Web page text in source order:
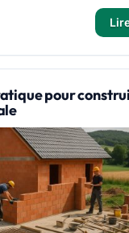
pour